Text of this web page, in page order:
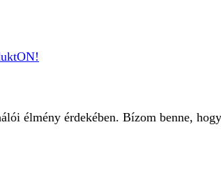
élmény érdekében. Bízom benne,